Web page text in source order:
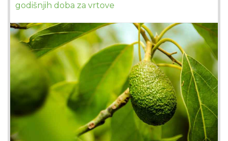
godišnjih doba za vrtove